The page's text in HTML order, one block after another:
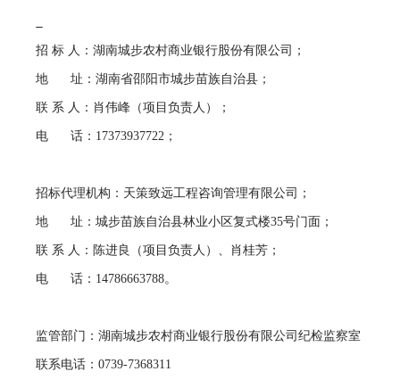
招 标 人：湖南城步农村商业银行股份有限公司；
地 址：湖南省邵阳市城步苗族自治县；
联 系 人： 肖伟峰（项目负责人） ；
电 话： 17373937722；
招标代理机构：天策致远工程咨询管理有限公司；
地 址：城步苗族自治县林业小区复式楼35号门面；
联 系 人：陈进良（项目负责人）、肖桂芳；
电 话： 14786663788。
监管部门：湖南城步农村商业银行股份有限公司纪检监察室
联系电话：0739-7368311